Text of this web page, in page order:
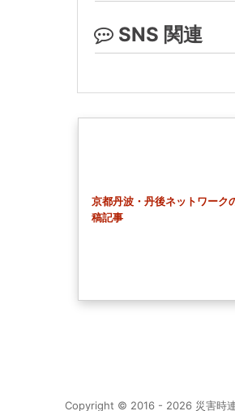
SNS 関連
京都丹波・丹後ネットワーク
稿記事
Copyright © 2016 - 2026 災害時